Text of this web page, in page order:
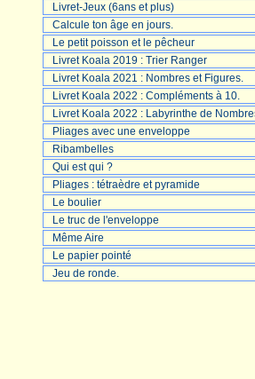
Livret-Jeux (6ans et plus)
Calcule ton âge en jours.
Le petit poisson et le pêcheur
Livret Koala 2019 : Trier Ranger
Livret Koala 2021 : Nombres et Figures.
Livret Koala 2022 : Compléments à 10.
Livret Koala 2022 : Labyrinthe de
Pliages avec une enveloppe
Ribambelles
Qui est qui ?
Pliages : tétraèdre et pyramide
Le boulier
Le truc de l'enveloppe
Même Aire
Le papier pointé
Jeu de ronde.